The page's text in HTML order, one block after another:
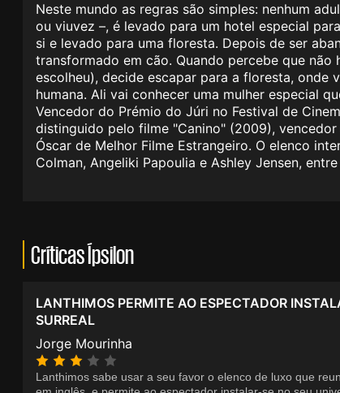
Neste mundo as regras são simples: nenhum
ou viuvez –, é levado para um hotel especial
si e levado para uma floresta. Depois de ser
transformado em cão. Quando percebe que
escolheu), decide escapar para a floresta,
humana. Ali vai conhecer uma mulher especial
Vencedor do Prémio do Júri no Festival de
distinguido pelo filme "Canino" (2009),
Óscar de Melhor Filme Estrangeiro. O elenco
Colman, Angeliki Papoulia e Ashley Jensen,
Críticas Ípsilon
LANTHIMOS PERMITE AO ESPECTADOR
SURREAL
Jorge Mourinha
Lanthimos sabe usar a seu favor o elenco de luxo que